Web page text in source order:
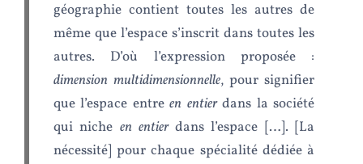
géographie contient toutes les autres de
même que l’espace s’inscrit dans toutes les
autres. D’où l’expression proposée :
dimension multidimensionnelle, pour signifier
que l’espace entreen entierdans la société
qui niche en entierdans l’espace […]. [La
nécessité] pour chaque spécialité dédiée à